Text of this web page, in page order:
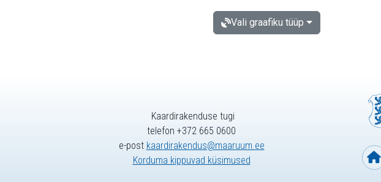
Vali graafiku tüüp
Kaardirakenduse tugi
telefon +372 665 0600
e-post kaardirakendus@maaruum.ee
Korduma kippuvad küsimused